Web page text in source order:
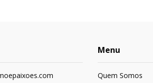
Menu
Quem Somos